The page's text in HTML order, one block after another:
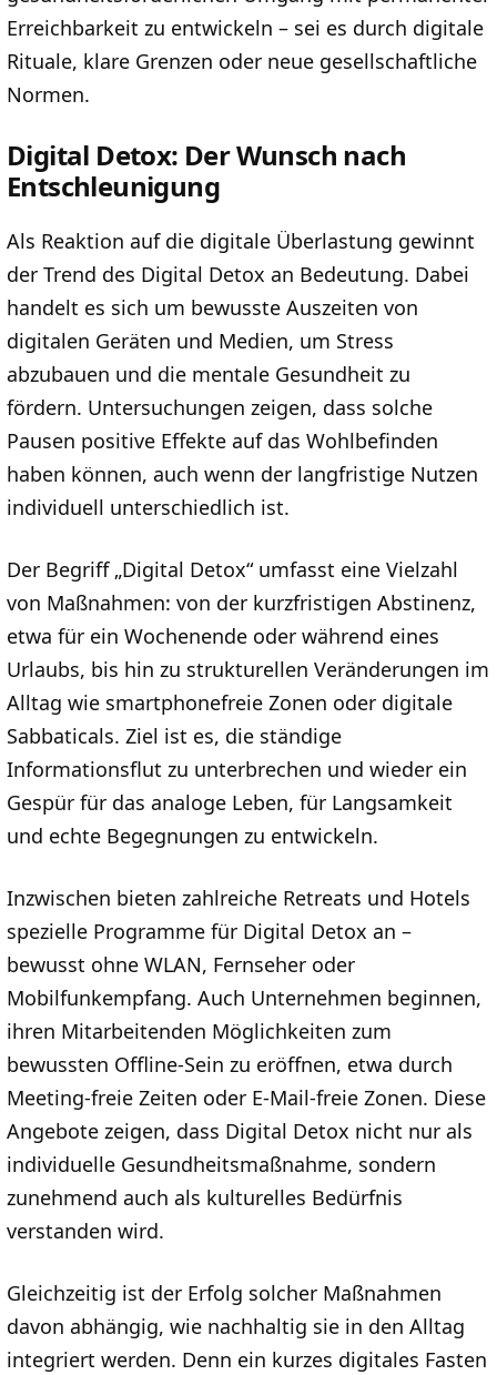
Erreichbarkeit zu entwickeln – sei es durch digitale
Rituale, klare Grenzen oder neue gesellschaftliche
Normen.
Digital Detox: Der Wunsch nach
Entschleunigung
Als Reaktion auf die digitale Überlastung gewinnt
der Trend des Digital Detox an Bedeutung. Dabei
handelt es sich um bewusste Auszeiten von
digitalen Geräten und Medien, um Stress
abzubauen und die mentale Gesundheit zu
fördern. Untersuchungen zeigen, dass solche
Pausen positive Effekte auf das Wohlbefinden
haben können, auch wenn der langfristige Nutzen
individuell unterschiedlich ist.
Der Begriff „Digital Detox“ umfasst eine Vielzahl
von Maßnahmen: von der kurzfristigen Abstinenz,
etwa für ein Wochenende oder während eines
Urlaubs, bis hin zu strukturellen Veränderungen im
Alltag wie smartphonefreie Zonen oder digitale
Sabbaticals. Ziel ist es, die ständige
Informationsflut zu unterbrechen und wieder ein
Gespür für das analoge Leben, für Langsamkeit
und echte Begegnungen zu entwickeln.
Inzwischen bieten zahlreiche Retreats und Hotels
spezielle Programme für Digital Detox an –
bewusst ohne WLAN, Fernseher oder
Mobilfunkempfang. Auch Unternehmen beginnen,
ihren Mitarbeitenden Möglichkeiten zum
bewussten Offline-Sein zu eröffnen, etwa durch
Meeting-freie Zeiten oder E-Mail-freie Zonen. Diese
Angebote zeigen, dass Digital Detox nicht nur als
individuelle Gesundheitsmaßnahme, sondern
zunehmend auch als kulturelles Bedürfnis
verstanden wird.
Gleichzeitig ist der Erfolg solcher Maßnahmen
davon abhängig, wie nachhaltig sie in den Alltag
integriert werden. Denn ein kurzes digitales Fasten